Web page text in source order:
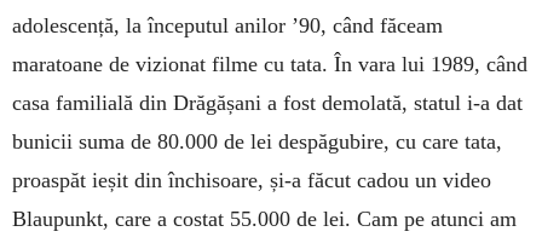
adolescență, la începutul anilor ’90, când făceam
maratoane de vizionat filme cu tata. În vara lui 1989, când
casa familială din Drăgășani a fost demolată, statul i-a dat
bunicii suma de 80.000 de lei despăgubire, cu care tata,
proaspăt ieșit din închisoare, și-a făcut cadou un video
Blaupunkt, care a costat 55.000 de lei. Cam pe atunci am